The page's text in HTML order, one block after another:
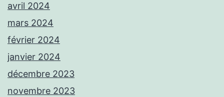
avril 2024
mars 2024
février 2024
janvier 2024
décembre 2023
novembre 2023